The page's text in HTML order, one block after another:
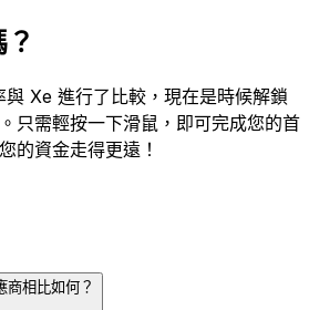
Xe 進行了比較，現在是時候解鎖
只需輕按一下滑鼠，即可完成您的首
的資金走得更遠！
商相比如何？